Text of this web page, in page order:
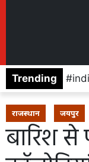
Trending
राजस्थान जयपुर
बारिश से